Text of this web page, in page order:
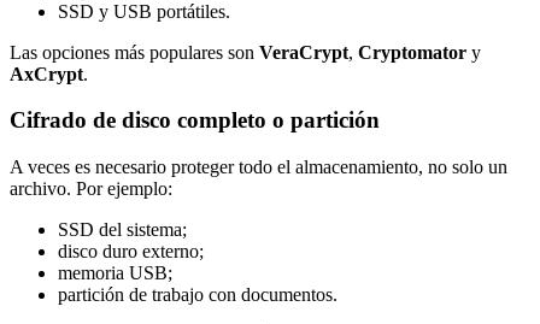
SSD y USB portátiles.
Las opciones más populares son VeraCrypt, Cryptomator y
AxCrypt.
Cifrado de disco completo o partición
A veces es necesario proteger todo el almacenamiento, no solo un
archivo. Por ejemplo:
SSD del sistema;
disco duro externo;
memoria USB;
partición de trabajo con documentos.